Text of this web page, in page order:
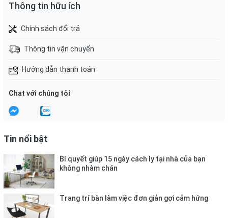
Pyrus Malus (Apple) Juice, Fragaria Ananassa (Strawberry)
Potassium Sorbate, Sodium Sulfate, CI 19140, CI 47005.
lòng bàn tay, xoa đều trên tay và rửa sạch với nước.
Chú ý: Chỉ dùng ngoài da. Đậy kín nắp sau khi sử dụng.
Bảo quản:Nơi khô thoáng, tránh ánh nắng trực tiếp.
Thông tin hữu ích
Chính sách đổi trả
Thông tin vận chuyển
Hướng dẫn thanh toán
Chat với chúng tôi
Tin nổi bật
Bí quyết giúp 15 ngày cách ly tại nhà của bạn
không nhàm chán
Trang trí bàn làm việc đơn giản gợi cảm hứng